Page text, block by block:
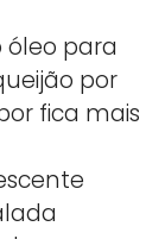
óleo para
por
fica mais